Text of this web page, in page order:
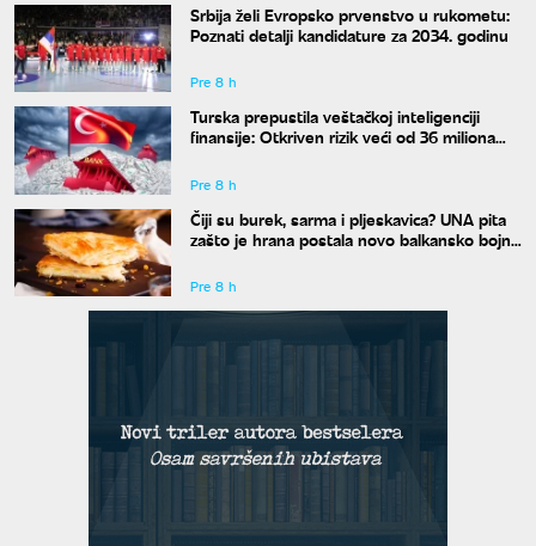
Srbija želi Evropsko prvenstvo u rukometu:
Poznati detalji kandidature za 2034. godinu
Pre 8 h
Turska prepustila veštačkoj inteligenciji
finansije: Otkriven rizik veći od 36 miliona
Pre 8 h
Čiji su burek, sarma i pljeskavica? UNA pita
zašto je hrana postala novo balkansko bojno
Pre 8 h